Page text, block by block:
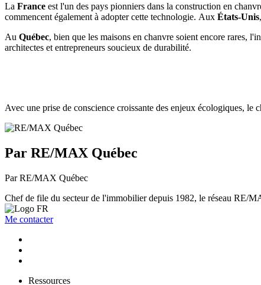
La France est l'un des pays pionniers dans la construction en
commencent également à adopter cette technologie. Aux États-Unis
Au Québec, bien que les maisons en chanvre soient encore rares,
architectes et entrepreneurs soucieux de durabilité.
Avec une prise de conscience croissante des enjeux écologiques,
Par RE/MAX Québec
Par RE/MAX Québec
Chef de file du secteur de l'immobilier depuis 1982, le réseau RE/
Me contacter
Ressources